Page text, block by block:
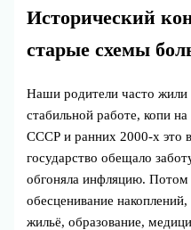
Исторический
старые схемы
Наши родители часто
стабильной работе, копи
СССР и ранних 2000‑х это
государство обещало
обгоняла инфляцию. Потом
обесценивание
жильё, образование,